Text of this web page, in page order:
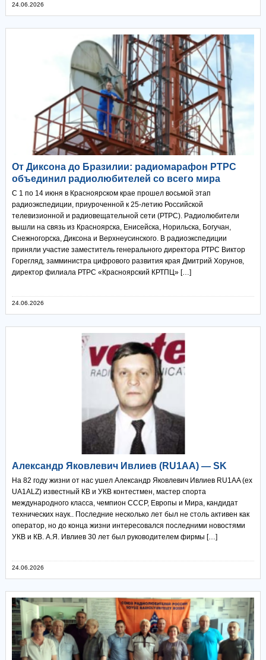
24.06.2026
От Диксона до Бразилии: радиомарафон РТРС
объединил радиолюбителей со всего мира
С 1 по 14 июня в Красноярском крае прошел восьмой этап
радиоэкспедиции, приуроченной к 25-летию Российской
телевизионной и радиовещательной сети (РТРС). Радиолюбители
вышли на связь из Красноярска, Енисейска, Норильска, Богучан,
Снежногорска, Диксона и Верхнеусинского. В радиоэкспедиции
приняли участие заместитель генерального директора РТРС Виктор
Горегляд, замминистра цифрового развития края Дмитрий Хорунов,
директор филиала РТРС «Красноярский КРТПЦ» […]
24.06.2026
Александр Яковлевич Ивлиев (RU1AA) — SK
На 82 году жизни от нас ушел Александр Яковлевич Ивлиев RU1AA (ex
UA1ALZ) известный КВ и УКВ контестмен, мастер спорта
международного класса, чемпион СССР, Европы и Мира, кандидат
технических наук.. Последние несколько лет был не столь активен как
оператор, но до конца жизни интересовался последними новостями
УКВ и КВ. А.Я. Ивлиев 30 лет был руководителем фирмы […]
24.06.2026